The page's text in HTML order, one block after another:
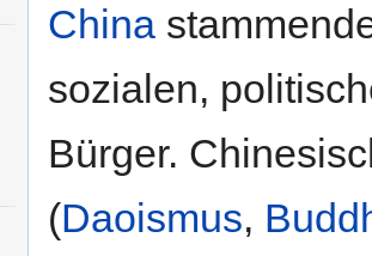
China
sozialen,
Bürger.
(Daoismus,